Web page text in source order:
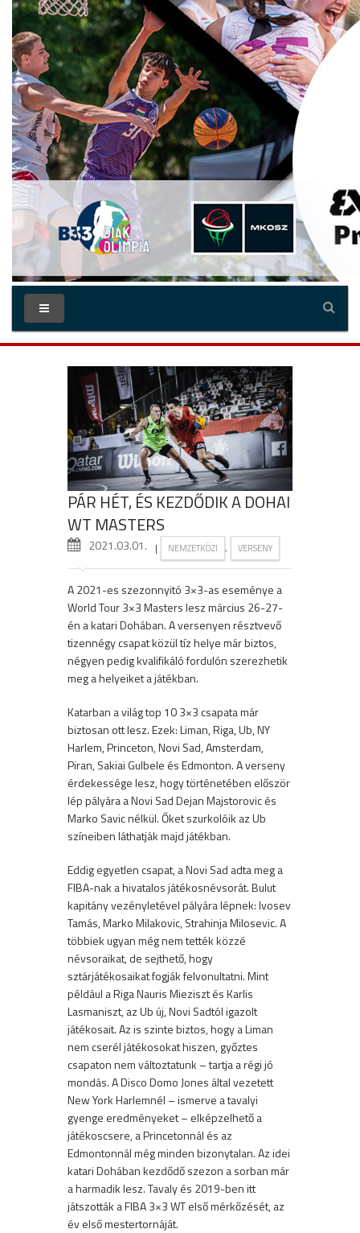
PÁR HÉT, ÉS KEZDŐDIK A DOHAI
WT MASTERS
2021.03.01. | NEMZETKÖZI , VERSENY
A 2021-es szezonnyitó 3×3-as eseménye a
World Tour 3×3 Masters lesz március 26-27-
én a katari Dohában. A versenyen résztvevő
tizennégy csapat közül tíz helye már biztos,
négyen pedig kvalifikáló fordulón szerezhetik
meg a helyeiket a játékban.
Katarban a világ top 10 3×3 csapata már
biztosan ott lesz. Ezek: Liman, Riga, Ub, NY
Harlem, Princeton, Novi Sad, Amsterdam,
Piran, Sakiai Gulbele és Edmonton. A verseny
érdekessége lesz, hogy történetében először
lép pályára a Novi Sad Dejan Majstorovic és
Marko Savic nélkül. Őket szurkolóik az Ub
színeiben láthatják majd játékban.
Eddig egyetlen csapat, a Novi Sad adta meg a
FIBA-nak a hivatalos játékosnévsorát. Bulut
kapitány vezényletével pályára lépnek: Ivosev
Tamás, Marko Milakovic, Strahinja Milosevic. A
többiek ugyan még nem tették közzé
névsoraikat, de sejthető, hogy
sztárjátékosaikat fogják felvonultatni. Mint
például a Riga Nauris Mieziszt és Karlis
Lasmaniszt, az Ub új, Novi Sadtól igazolt
játékosait. Az is szinte biztos, hogy a Liman
nem cserél játékosokat hiszen, győztes
csapaton nem változtatunk – tartja a régi jó
mondás. A Disco Domo Jones által vezetett
New York Harlemnél – ismerve a tavalyi
gyenge eredményeket – elképzelhető a
játékoscsere, a Princetonnál és az
Edmontonnál még minden bizonytalan. Az idei
katari Dohában kezdődő szezon a sorban már
a harmadik lesz. Tavaly és 2019-ben itt
játszották a FIBA 3×3 WT első mérkőzését, az
év első mestertornáját.